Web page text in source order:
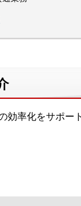
効率化をサポー